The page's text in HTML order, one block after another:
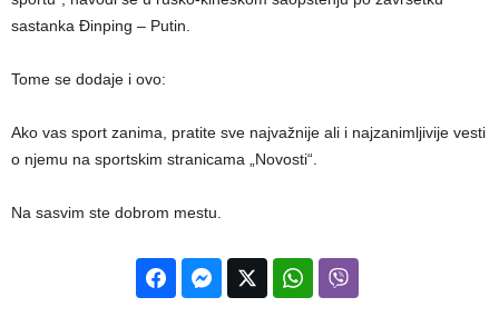
sastanka Đinping – Putin.
Tome se dodaje i ovo:
Ako vas sport zanima, pratite sve najvažnije ali i najzanimljivije vesti
o njemu na sportskim stranicama „Novosti“.
Na sasvim ste dobrom mestu.